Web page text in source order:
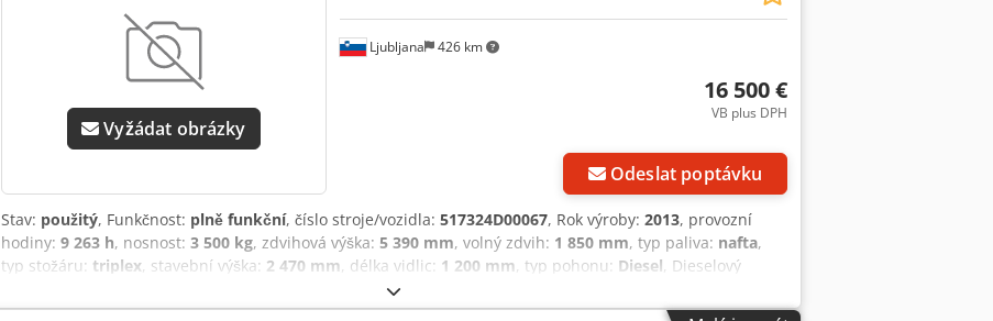
Vyžádat obrázky
Ljubljana 426 km
16 500 €
VB plus DPH
Odeslat poptávku
Stav: použitý, Funkčnost: plně funkční, číslo stroje/vozidla: 517324D00067, Rok výroby: 2013, provozní
hodiny: 9 263 h, nosnost: 3 500 kg, zdvihová výška: 5 390 mm, volný zdvih: 1 850 mm, typ paliva: nafta,
typ stožáru: triplex , stavební výška: 2 470 mm , délka vidlic: 1 200 mm , typ pohonu: Diesel , Dieselový
vysokozdvižný vozík Výrobní číslo podvozku: 517324D00067 Těžiště: 500 mm Šířka vidlí: 100 mm Tloušťka
vidlí: 50 mm ISO třída: ISO třída 3 = 2 500 - 4 999 kg Typ stožáru: Triplex Csdjxzvymopfx Agveha Stav: